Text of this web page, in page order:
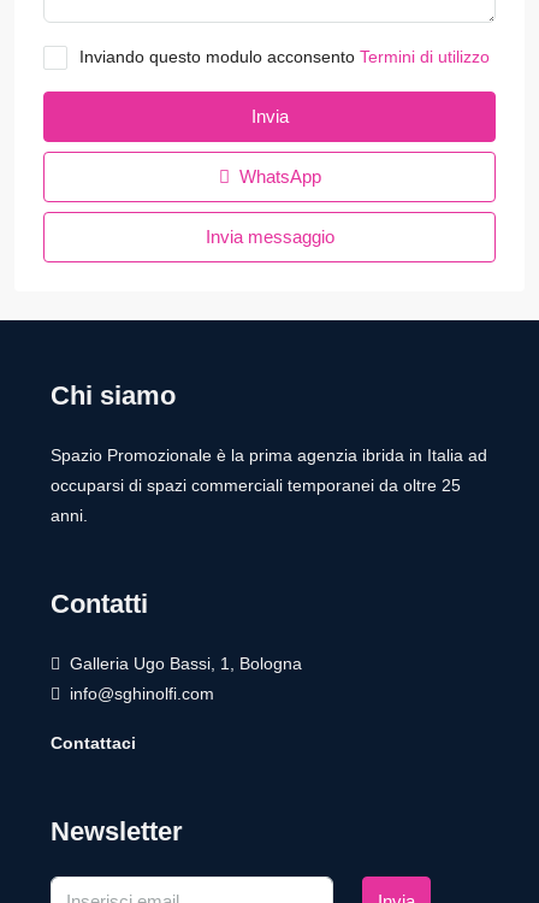
Inviando questo modulo acconsento Termini di utilizzo
Invia
WhatsApp
Invia messaggio
Chi siamo
Spazio Promozionale è la prima agenzia ibrida in Italia ad
occuparsi di spazi commerciali temporanei da oltre 25
anni.
Contatti
Galleria Ugo Bassi, 1, Bologna
info@sghinolfi.com
Contattaci
Newsletter